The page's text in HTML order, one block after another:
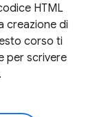
HTML
creazione di
corso ti
per scrivere